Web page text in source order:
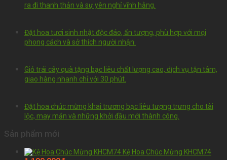
ra đi thanh thản và sự yên nghỉ vĩnh hằng.
Đặt hoa tươi sinh nhật độc đáo, ấn tượng, phù hợp với mọi
phong cách và sở thích người nhận.
Giỏ trái cây quà tặng bạc liêu chất lượng cao, dịch vụ tận tâm,
giao hàng nhanh chỉ với 30 phút.
Đặt hoa chúc mừng khai trương bạc liêu tượng trưng cho tài
lộc, may mắn và những khởi đầu mới thành công.
Sản phẩm mới
Kệ Hoa Chúc Mừng KHCM74